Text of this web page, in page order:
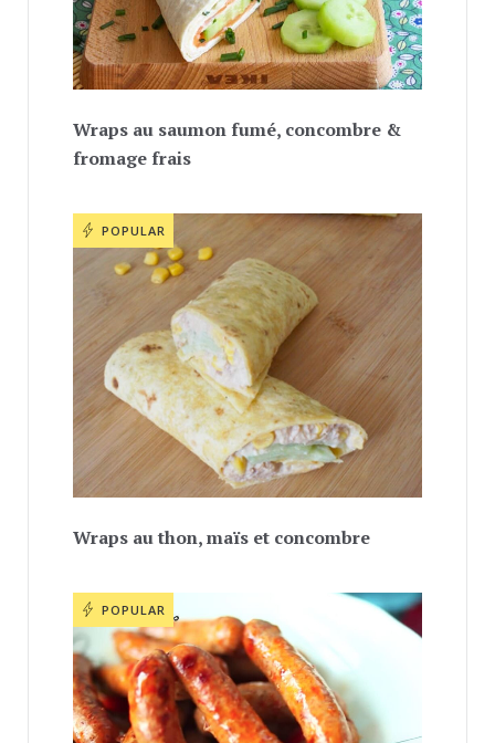
Wraps au saumon fumé, concombre &
fromage frais
POPULAR
Wraps au thon, maïs et concombre
POPULAR